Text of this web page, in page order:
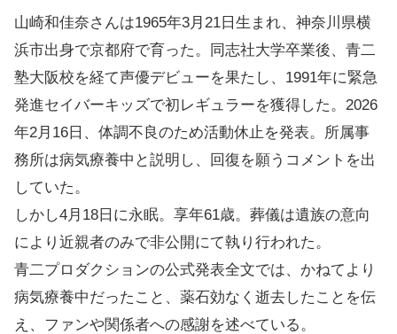
山崎和佳奈さんは1965年3月21日生まれ、神奈川県横
浜市出身で京都府で育った。同志社大学卒業後、青二
塾大阪校を経て声優デビューを果たし、1991年に緊急
発進セイバーキッズで初レギュラーを獲得した。2026
年2月16日、体調不良のため活動休止を発表。所属事
務所は病気療養中と説明し、回復を願うコメントを出
していた。
しかし4月18日に永眠。享年61歳。葬儀は遺族の意向
により近親者のみで非公開にて執り行われた。
青二プロダクションの公式発表全文では、かねてより
病気療養中だったこと、薬石効なく逝去したことを伝
え、ファンや関係者への感謝を述べている。